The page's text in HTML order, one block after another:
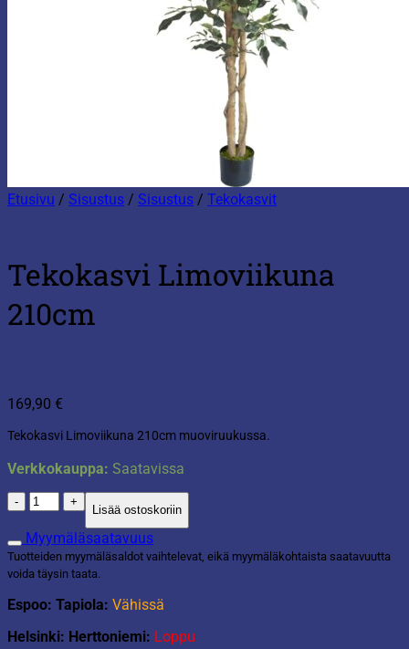
Etusivu / Sisustus / Sisustus / Tekokasvit
Tekokasvi Limoviikuna
210cm
169,90 €
Tekokasvi Limoviikuna 210cm muoviruukussa.
Verkkokauppa: Saatavissa
Tekokasvi
Limoviikuna
210cm
määrä
Lisää ostoskoriin
Myymäläsaatavuus
Tuotteiden myymäläsaldot vaihtelevat, eikä myymäläkohtaista saatavuutta
voida täysin taata.
Espoo: Tapiola: Vähissä
Helsinki: Herttoniemi: Loppu